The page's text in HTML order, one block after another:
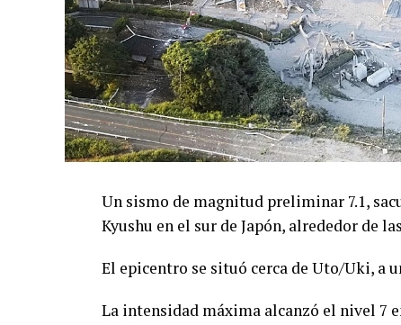
Un sismo de magnitud preliminar 7.1,
Kyushu en el sur de Japón, alrededor de
El epicentro se situó cerca de Uto/Uki, a
La intensidad máxima alcanzó el nivel 7